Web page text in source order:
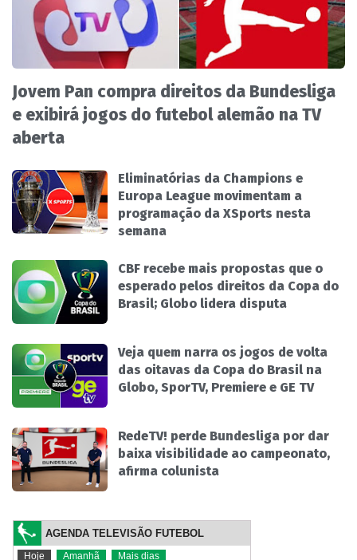
Jovem Pan compra direitos da Bundesliga
e exibirá jogos do futebol alemão na TV
aberta
Eliminatórias da Champions e
Europa League movimentam a
programação da XSports nesta
semana
CBF recebe mais propostas que o
esperado pelos direitos da Copa do
Brasil; Globo lidera disputa
Veja quem narra os jogos de volta
das oitavas da Copa do Brasil na
Globo, SporTV, Premiere e GE TV
RedeTV! perde Bundesliga por dar
baixa visibilidade ao campeonato,
afirma colunista